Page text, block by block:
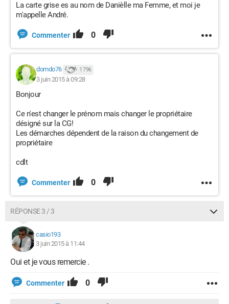
La carte grise es au nom de Danièlle ma Femme, et moi je
m'appelle André.
Commenter 0
domdo76 1 796
3 juin 2015 à 09:28
Bonjour
Ce n'est changer le prénom mais changer le propriétaire
désigné sur la CG!
Les démarches dépendent de la raison du changement de
propriétaire
cdlt
Commenter 0
RÉPONSE 3 / 3
casio193
3 juin 2015 à 11:44
Oui et je vous remercie .
Commenter 0